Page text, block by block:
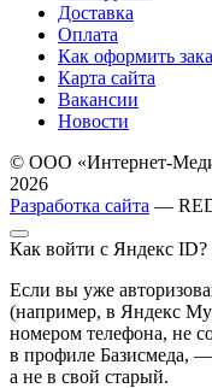
Доставка
Оплата
Как оформить
Карта сайта
Вакансии
Новости
© ООО «Интернет-
2026
Разработка сайта —
Как войти с Яндекс ID?
Если вы уже
(например, в Яндекс
номером телефона, не
в профиле Базисмеда,
а не в свой старый.